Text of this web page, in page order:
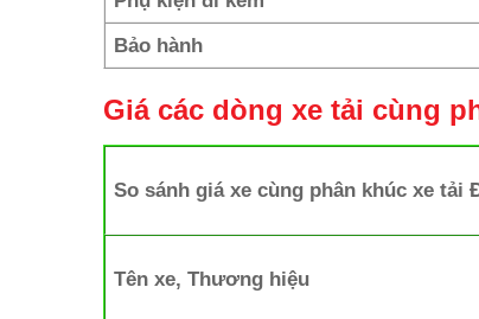
Bảo hành
Giá các dòng xe tải cùng
So sánh giá xe cùng phân khúc xe tải
Tên xe, Thương hiệu